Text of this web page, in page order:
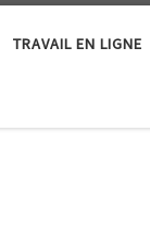
TRAVAIL EN LIGNE